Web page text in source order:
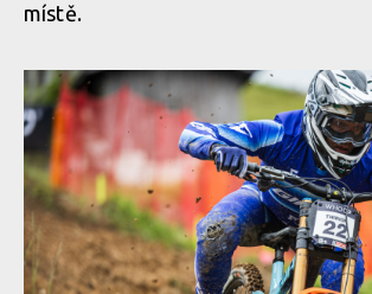
v rakouském Leogangu
Textem i obrazem: Vojta Hanák přiblíží
v rakouském Leogangu
místě.